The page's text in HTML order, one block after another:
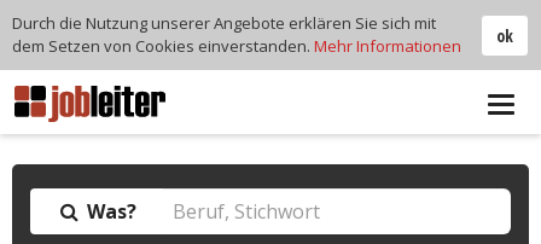
Was?
ok
Durch die Nutzung unserer Angebote erklären Sie sich mit
dem Setzen von Cookies einverstanden. Mehr Informationen